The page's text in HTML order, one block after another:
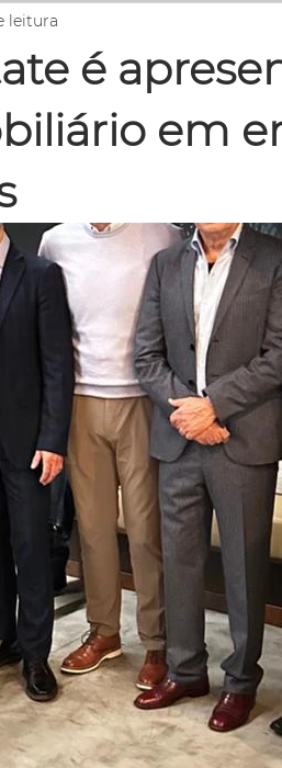
é
em
leitura